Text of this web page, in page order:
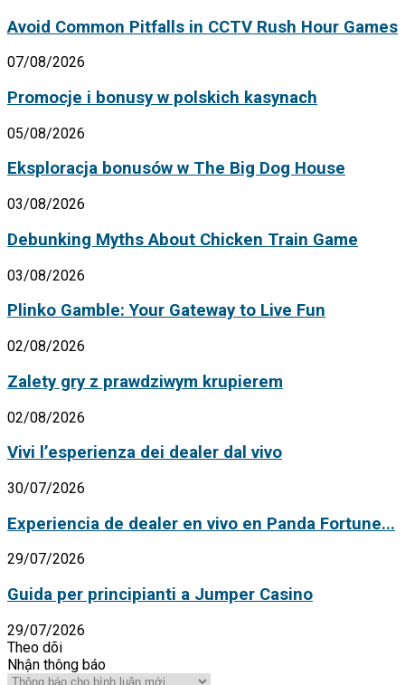
Avoid Common Pitfalls in CCTV Rush Hour Games
07/08/2026
Promocje i bonusy w polskich kasynach
05/08/2026
Eksploracja bonusów w The Big Dog House
03/08/2026
Debunking Myths About Chicken Train Game
03/08/2026
Plinko Gamble: Your Gateway to Live Fun
02/08/2026
Zalety gry z prawdziwym krupierem
02/08/2026
Vivi l’esperienza dei dealer dal vivo
30/07/2026
Experiencia de dealer en vivo en Panda Fortune...
29/07/2026
Guida per principianti a Jumper Casino
29/07/2026
Theo dõi
Nhận thông báo